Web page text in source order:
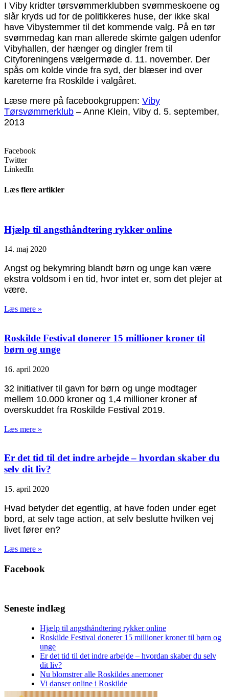
I Viby kridter tørsvømmerklubben svømmeskoene og
slår kryds ud for de politikkeres huse, der ikke skal
have Vibystemmer til det kommende valg. På en tør
svømmedag kan man allerede skimte galgen udenfor
Vibyhallen, der hænger og dingler frem til
Cityforeningens vælgermøde d. 11. november. Der
spås om kolde vinde fra syd, der blæser ind over
kareterne fra Roskilde i valgåret.
Læse mere på facebookgruppen: Viby
Tørsvømmerklub – Anne Klein, Viby d. 5. september,
2013
Facebook
Twitter
LinkedIn
Læs flere artikler
Hjælp til angsthåndtering rykker online
14. maj 2020
Angst og bekymring blandt børn og unge kan være
ekstra voldsom i en tid, hvor intet er, som det plejer at
være.
Læs mere »
Roskilde Festival donerer 15 millioner kroner til
børn og unge
16. april 2020
32 initiativer til gavn for børn og unge modtager
mellem 10.000 kroner og 1,4 millioner kroner af
overskuddet fra Roskilde Festival 2019.
Læs mere »
Er det tid til det indre arbejde – hvordan skaber du
selv dit liv?
15. april 2020
Hvad betyder det egentlig, at have foden under eget
bord, at selv tage action, at selv beslutte hvilken vej
livet fører en?
Læs mere »
Facebook
Seneste indlæg
Hjælp til angsthåndtering rykker online
Roskilde Festival donerer 15 millioner kroner til børn og
unge
Er det tid til det indre arbejde – hvordan skaber du selv
dit liv?
Nu blomstrer alle Roskildes anemoner
Vi danser online i Roskilde